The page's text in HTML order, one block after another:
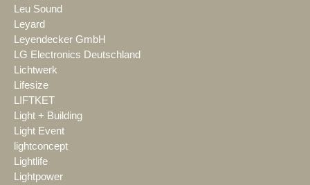
Leu Sound
Leyard
Leyendecker GmbH
LG Electronics Deutschland
Lichtwerk
Lifesize
LIFTKET
Light + Building
Light Event
lightconcept
Lightlife
Lightpower